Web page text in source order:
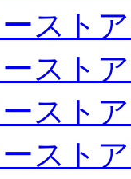
スト
スト
スト
スト